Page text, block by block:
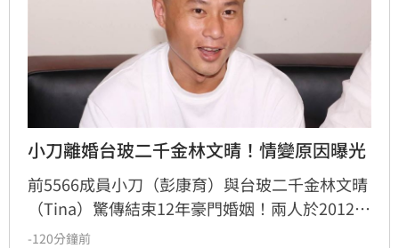
小刀離婚台玻二千金林文晴！情變原因曝光
前5566成員小刀（彭康育）與台玻二千金林文晴
（Tina）驚傳結束12年豪門婚姻！兩人於2012年
舉辦耗資逾500萬的世紀婚宴，曾是演藝圈與豪
-120分鐘前